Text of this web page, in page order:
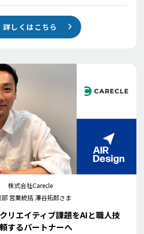
詳しくはこちら
株式会社Carecle
部 営業統括 澤谷拓郎さま
リエイティブ課題をAIと職人技
するパートナーへ